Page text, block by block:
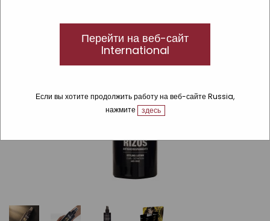
Перейти на веб-сайт
International
Если вы хотите продолжить работу на веб-сайте Russia,
нажмите
здесь